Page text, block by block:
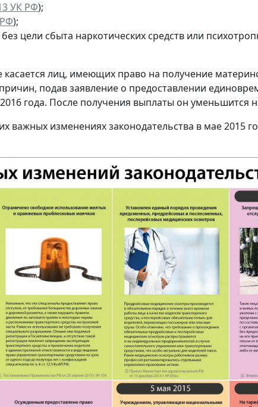
УК РФ);
);
цели сбыта наркотических средств или
лиц, имеющих право на получение
подав заявление о предоставлении
года. После получения выплаты он уменьшится
важных изменениях законодательства в мае 2015